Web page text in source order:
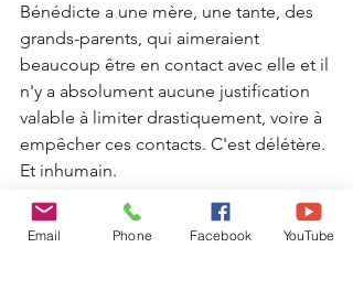
Bénédicte a une mère, une tante, des
grands-parents, qui aimeraient
beaucoup être en contact avec elle et il
n'y a absolument aucune justification
valable à limiter drastiquement, voire à
empêcher ces contacts. C'est délétère.
Et inhumain.
Email Phone Facebook YouTube